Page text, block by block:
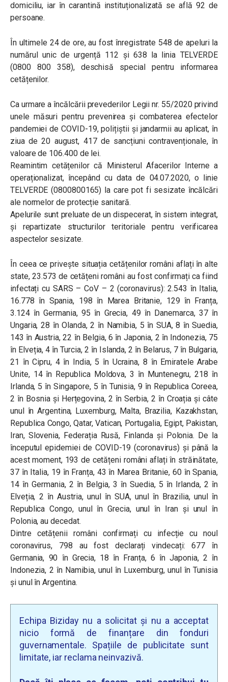
domiciliu, iar în carantină instituționalizată se află 92 de
persoane.
În ultimele 24 de ore, au fost înregistrate 548 de apeluri la
numărul unic de urgență 112 și 638 la linia TELVERDE
(0800 800 358), deschisă special pentru informarea
cetățenilor.
Ca urmare a încălcării prevederilor Legii nr. 55/2020 privind
unele măsuri pentru prevenirea și combaterea efectelor
pandemiei de COVID-19, polițiștii și jandarmii au aplicat, în
ziua de 20 august, 417 de sancțiuni contravenționale, în
valoare de 106.400 de lei.
Reamintim cetățenilor că Ministerul Afacerilor Interne a
operaționalizat, începând cu data de 04.07.2020, o linie
TELVERDE (0800800165) la care pot fi sesizate încălcări
ale normelor de protecție sanitară.
Apelurile sunt preluate de un dispecerat, în sistem integrat,
și repartizate structurilor teritoriale pentru verificarea
aspectelor sesizate.
În ceea ce privește situația cetățenilor români aflați în alte
state, 23.573 de cetățeni români au fost confirmați ca fiind
infectați cu SARS – CoV – 2 (coronavirus): 2.543 în Italia,
16.778 în Spania, 198 în Marea Britanie, 129 în Franța,
3.124 în Germania, 95 în Grecia, 49 în Danemarca, 37 în
Ungaria, 28 în Olanda, 2 în Namibia, 5 în SUA, 8 în Suedia,
143 în Austria, 22 în Belgia, 6 în Japonia, 2 în Indonezia, 75
în Elveția, 4 în Turcia, 2 în Islanda, 2 în Belarus, 7 în Bulgaria,
21 în Cipru, 4 în India, 5 în Ucraina, 8 în Emiratele Arabe
Unite, 14 în Republica Moldova, 3 în Muntenegru, 218 în
Irlanda, 5 în Singapore, 5 în Tunisia, 9 în Republica Coreea,
2 în Bosnia și Herțegovina, 2 în Serbia, 2 în Croația și câte
unul în Argentina, Luxemburg, Malta, Brazilia, Kazakhstan,
Republica Congo, Qatar, Vatican, Portugalia, Egipt, Pakistan,
Iran, Slovenia, Federația Rusă, Finlanda și Polonia. De la
începutul epidemiei de COVID-19 (coronavirus) și până la
acest moment, 193 de cetățeni români aflați în străinătate,
37 în Italia, 19 în Franța, 43 în Marea Britanie, 60 în Spania,
14 în Germania, 2 în Belgia, 3 în Suedia, 5 în Irlanda, 2 în
Elveția, 2 în Austria, unul în SUA, unul în Brazilia, unul în
Republica Congo, unul în Grecia, unul în Iran și unul în
Polonia, au decedat.
Dintre cetățenii români confirmați cu infecție cu noul
coronavirus, 798 au fost declarați vindecați: 677 în
Germania, 90 în Grecia, 18 în Franța, 6 în Japonia, 2 în
Indonezia, 2 în Namibia, unul în Luxemburg, unul în Tunisia
și unul în Argentina.
Echipa Biziday nu a solicitat și nu a acceptat
nicio formă de finanțare din fonduri
guvernamentale. Spațiile de publicitate sunt
limitate, iar reclama neinvazivă.